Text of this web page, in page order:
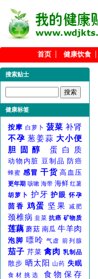
首页 健康饮食
搜索贴士
健康标签
按摩 白萝卜 菠菜 补肾
不孕 葱姜蒜 大小便
胆固醇
蛋白质
动物内脏 豆制品 防癌
蜂蜜 感冒 干货 高血压
更年期 咳嗽 海带 海鲜 红薯
胡萝卜 护牙 护眼 怀孕
茴香 鸡蛋 坚果 减肥
颈椎病 韭菜 抗癌 矿物质
莲藕 蘑菇 南瓜 牛羊肉
泡脚 嘌呤 气虚 前列腺
茄子 芹菜 禽肉 乳制品
散步 晒太阳 山药 失眠
食材挑选
食物保存